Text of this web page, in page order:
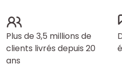
Plus de 3,5 millions de
clients livrés depuis 20
ans